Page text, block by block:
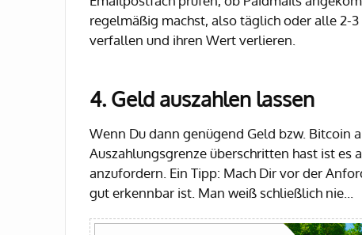
regelmäßig machst, also täglich oder alle 2-
verfallen und ihren Wert verlieren.
4. Geld auszahlen lassen
Wenn Du dann genügend Geld bzw. Bitcoin
Auszahlungsgrenze überschritten hast ist es
anzufordern. Ein Tipp: Mach Dir vor der
gut erkennbar ist. Man weiß schließlich nie...